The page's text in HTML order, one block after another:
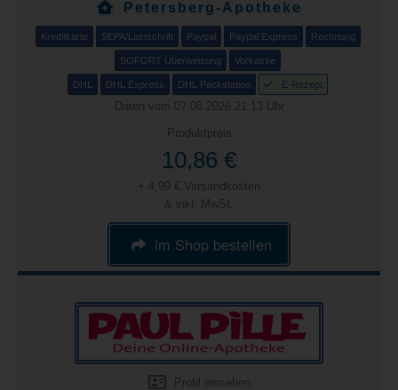
Petersberg-Apotheke
Kreditkarte SEPA/Lastschrift Paypal Paypal Express Rechnung
SOFORT Überweisung Vorkasse
DHL DHL Express DHL Packstation E-Rezept
Daten vom 07.08.2026 21:13 Uhr
Produktpreis
10,86 €
+ 4,99 € Versandkosten
& inkl. MwSt.
im Shop bestellen
Profil einsehen